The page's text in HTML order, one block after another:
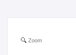
Zoom